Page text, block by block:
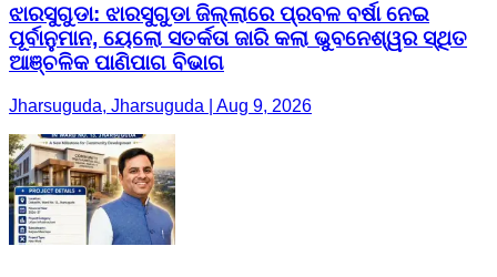
ଝାରସୁଗୁଡା: ଝାରସୁଗୁଡା ଜିଲ୍ଲାରେ ପ୍ରବଳ ବର୍ଷା ନେଇ
ପୂର୍ବାନୁମାନ, ୟେଲୋ ସତର୍କତା ଜାରି କଲା ଭୁବନେଶ୍ୱର ସ୍ଥିତ
ଆଞ୍ଚଳିକ ପାଣିପାଗ ବିଭାଗ
Jharsuguda, Jharsuguda | Aug 9, 2026